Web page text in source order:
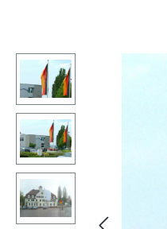
Bildergalerie überspringen